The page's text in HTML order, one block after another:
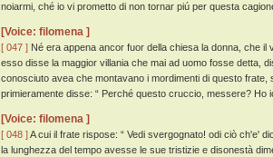
noiarmi, ché io vi prometto di non tornar piú per questa
[Voice: filomena ]
[ 047 ] Né era appena ancor fuor della chiesa la donna, che il
esso disse la maggior villania che mai ad uomo fosse detta,
conosciuto avea che montavano i mordimenti di questo
primieramente disse: “ Perché questo cruccio, messere? Ho
[Voice: filomena ]
[ 048 ]A cui il frate rispose: “ Vedi svergognato! odi ciò ch'e'
la lunghezza del tempo avesse le sue tristizie e disonestà